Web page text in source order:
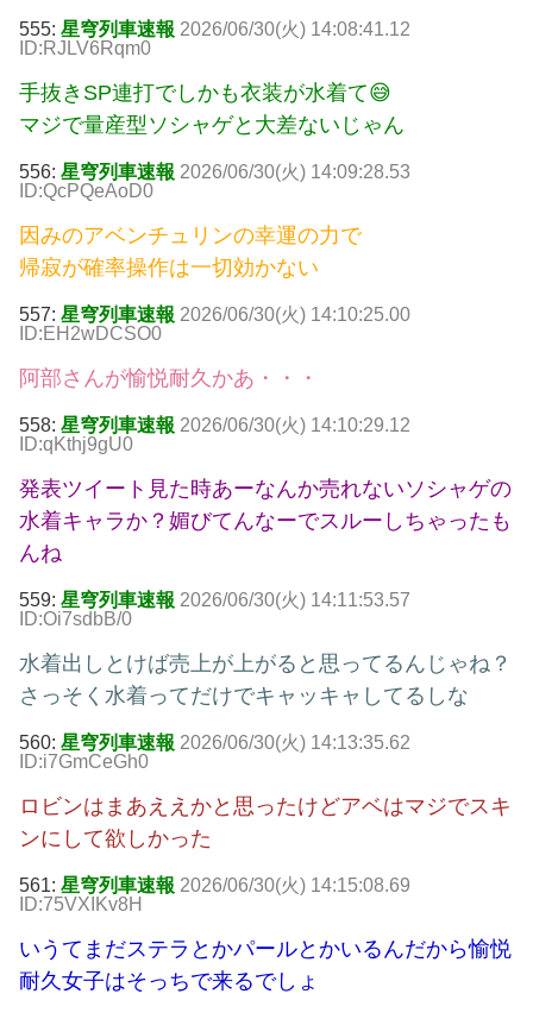
555: 星穹列車速報 2026/06/30(火) 14:08:41.12
ID:RJLV6Rqm0
手抜きSP連打でしかも衣装が水着て😅
マジで量産型ソシャゲと大差ないじゃん
556: 星穹列車速報 2026/06/30(火) 14:09:28.53
ID:QcPQeAoD0
因みのアベンチュリンの幸運の力で
帰寂が確率操作は一切効かない
557: 星穹列車速報 2026/06/30(火) 14:10:25.00
ID:EH2wDCSO0
阿部さんが愉悦耐久かあ・・・
558: 星穹列車速報 2026/06/30(火) 14:10:29.12
ID:qKthj9gU0
発表ツイート見た時あーなんか売れないソシャゲの
水着キャラか？媚びてんなーでスルーしちゃったも
んね
559: 星穹列車速報 2026/06/30(火) 14:11:53.57
ID:Oi7sdbB/0
水着出しとけば売上が上がると思ってるんじゃね？
さっそく水着ってだけでキャッキャしてるしな
560: 星穹列車速報 2026/06/30(火) 14:13:35.62
ID:i7GmCeGh0
ロビンはまあええかと思ったけどアベはマジでスキ
ンにして欲しかった
561: 星穹列車速報 2026/06/30(火) 14:15:08.69
ID:75VXIKv8H
いうてまだステラとかパールとかいるんだから愉悦
耐久女子はそっちで来るでしょ